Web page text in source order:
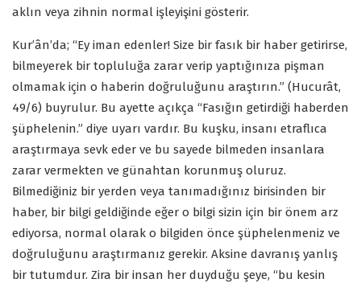
aklın veya zihnin normal işleyişini gösterir.
Kur’ân’da; “Ey iman edenler! Size bir fasık bir haber getirirse,
bilmeyerek bir topluluğa zarar verip yaptığınıza pişman
olmamak için o haberin doğruluğunu araştırın.” (Hucurât,
49/6) buyrulur. Bu ayette açıkça “Fasığın getirdiği haberden
şüphelenin.” diye uyarı vardır. Bu kuşku, insanı etraflıca
araştırmaya sevk eder ve bu sayede bilmeden insanlara
zarar vermekten ve günahtan korunmuş oluruz.
Bilmediğiniz bir yerden veya tanımadığınız birisinden bir
haber, bir bilgi geldiğinde eğer o bilgi sizin için bir önem arz
ediyorsa, normal olarak o bilgiden önce şüphelenmeniz ve
doğruluğunu araştırmanız gerekir. Aksine davranış yanlış
bir tutumdur. Zira bir insan her duyduğu şeye, “bu kesin